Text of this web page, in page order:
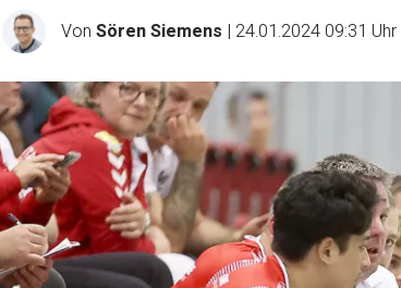
Von Sören Siemens | 24.01.2024 09:31 Uhr